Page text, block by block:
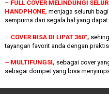
– FULL COVER MELINDUNGI
HANDPHONE, menjaga seluruh
sempurna dari segala hal yang
– COVER BISA DI LIPAT 360°,
tayangan favorit anda dengan
– MULTIFUNGSI, sebagai cover
sebagai dompet yang bisa